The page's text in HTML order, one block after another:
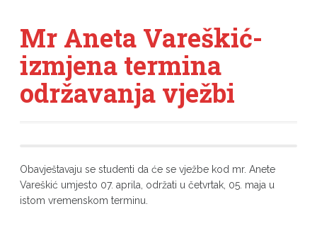
Mr Aneta Vareškić-
izmjena termina
održavanja vježbi
Obavještavaju se studenti da će se vježbe kod mr. Anete
Vareškić umjesto 07. aprila, održati u četvrtak, 05. maja u
istom vremenskom terminu.